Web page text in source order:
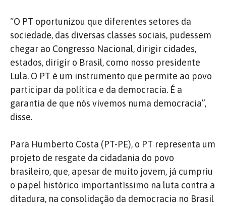
“O PT oportunizou que diferentes setores da
sociedade, das diversas classes sociais, pudessem
chegar ao Congresso Nacional, dirigir cidades,
estados, dirigir o Brasil, como nosso presidente
Lula. O PT é um instrumento que permite ao povo
participar da política e da democracia. É a
garantia de que nós vivemos numa democracia”,
disse.
Para Humberto Costa (PT-PE), o PT representa um
projeto de resgate da cidadania do povo
brasileiro, que, apesar de muito jovem, já cumpriu
o papel histórico importantíssimo na luta contra a
ditadura, na consolidação da democracia no Brasil